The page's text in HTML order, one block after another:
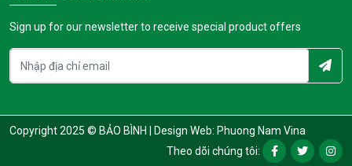
Sign up for our newsletter to receive special product offers
Copyright 2025 © BẢO BÌNH |
Design Web: Phuong Nam Vina
Theo dõi chúng tôi: